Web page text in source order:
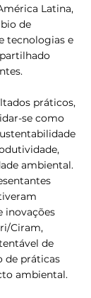
Latina,
de
tecnologias e
práticos,
se como
ambiental.
inovações
Ciram,
de
de práticas
ambiental.